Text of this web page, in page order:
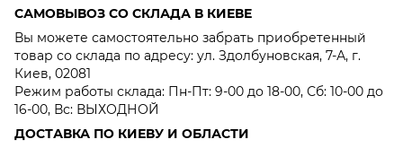
САМОВЫВОЗ СО СКЛАДА В КИЕВЕ
Вы можете самостоятельно забрать приобретенный
товар со склада по адресу: ул. Здолбуновская, 7-А, г.
Киев, 02081
Режим работы склада: Пн-Пт: 9-00 до 18-00, Сб: 10-00 до
16-00, Вс: ВЫХОДНОЙ
ДОСТАВКА ПО КИЕВУ И ОБЛАСТИ